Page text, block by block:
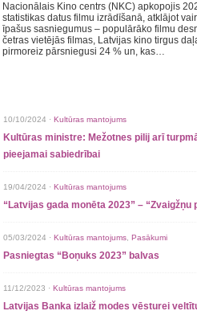
Nacionālais Kino centrs (NKC) apkopojis
statistikas datus filmu izrādīšanā, atklājot
īpašus sasniegumus – populārāko filmu
četras vietējās filmas, Latvijas kino tirgus
pirmoreiz pārsniegusi 24 % un, kas…
10/10/2024 · Kultūras mantojums
Kultūras ministre: Mežotnes pilij arī
pieejamai sabiedrībai
19/04/2024 · Kultūras mantojums
“Latvijas gada monēta 2023” – “Zvaigžņu
05/03/2024 · Kultūras mantojums Pasākumi
Pasniegtas “Boņuks 2023” balvas
11/12/2023 · Kultūras mantojums
Latvijas Banka izlaiž modes vēsturei